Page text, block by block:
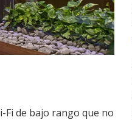
de bajo rango que no